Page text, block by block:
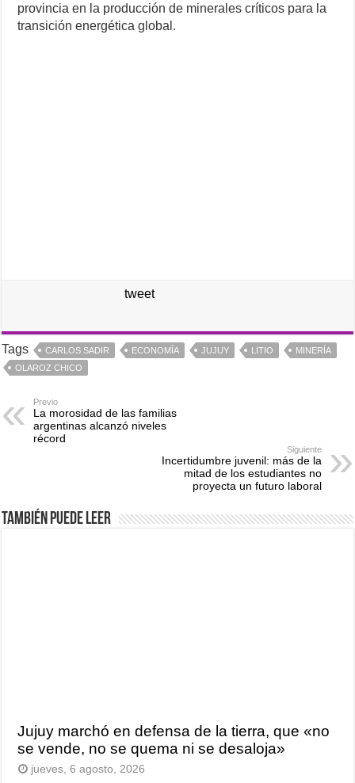
provincia en la producción de minerales críticos para la
transición energética global.
tweet
Tags CARLOS SADIR ECONOMÍA JUJUY LITIO
MINERÍA
OLAROZ CHICO
Previo
La morosidad de las familias
argentinas alcanzó niveles
récord
Siguiente
Incertidumbre juvenil: más de la
mitad de los estudiantes no
proyecta un futuro laboral
También puede leer
Jujuy marchó en defensa de la tierra, que «no
se vende, no se quema ni se desaloja»
jueves, 6 agosto, 2026